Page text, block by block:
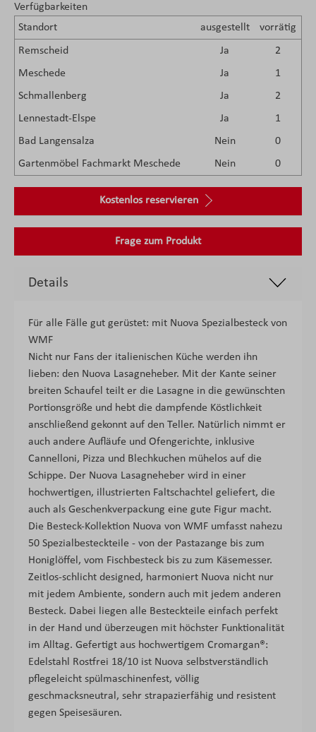
Verfügbarkeiten
Standort
ausgestellt vorrätig
Remscheid Ja
2
Meschede
Ja
1
Schmallenberg
Ja
2
Lennestadt-Elspe
Ja
1
Bad Langensalza
Nein
0
Gartenmöbel Fachmarkt Meschede
Nein 0
Kostenlos reservieren
Frage zum Produkt
Details
Für alle Fälle gut gerüstet: mit Nuova Spezialbesteck von
WMF
Nicht nur Fans der italienischen Küche werden ihn
lieben: den Nuova Lasagneheber. Mit der Kante seiner
breiten Schaufel teilt er die Lasagne in die gewünschten
Portionsgröße und hebt die dampfende Köstlichkeit
anschließend gekonnt auf den Teller. Natürlich nimmt er
auch andere Aufläufe und Ofengerichte, inklusive
Cannelloni, Pizza und Blechkuchen mühelos auf die
Schippe. Der Nuova Lasagneheber wird in einer
hochwertigen, illustrierten Faltschachtel geliefert, die
auch als Geschenkverpackung eine gute Figur macht.
Die Besteck-Kollektion Nuova von WMF umfasst nahezu
50 Spezialbesteckteile - von der Pastazange bis zum
Honiglöffel, vom Fischbesteck bis zu zum Käsemesser.
Zeitlos-schlicht designed, harmoniert Nuova nicht nur
mit jedem Ambiente, sondern auch mit jedem anderen
Besteck. Dabei liegen alle Besteckteile einfach perfekt
in der Hand und überzeugen mit höchster Funktionalität
im Alltag. Gefertigt aus hochwertigem Cromargan®:
Edelstahl Rostfrei 18/10 ist Nuova selbstverständlich
pflegeleicht spülmaschinenfest, völlig
geschmacksneutral, sehr strapazierfähig und resistent
gegen Speisesäuren.